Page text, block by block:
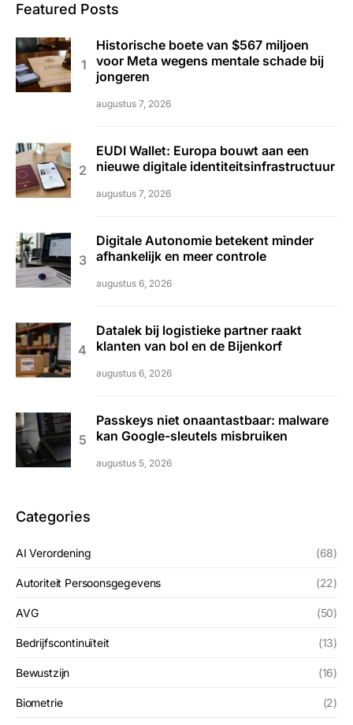
Featured Posts
Historische boete van $567 miljoen
voor Meta wegens mentale schade bij
jongeren
augustus 7, 2026
EUDI Wallet: Europa bouwt aan een
nieuwe digitale identiteitsinfrastructuur
augustus 7, 2026
Digitale Autonomie betekent minder
afhankelijk en meer controle
augustus 6, 2026
Datalek bij logistieke partner raakt
klanten van bol en de Bijenkorf
augustus 6, 2026
Passkeys niet onaantastbaar: malware
kan Google-sleutels misbruiken
augustus 5, 2026
Categories
AI Verordening (68)
Autoriteit Persoonsgegevens (22)
AVG (50)
Bedrijfscontinuïteit (13)
Bewustzijn (16)
Biometrie (2)